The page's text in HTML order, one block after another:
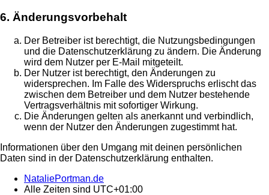
6. Änderungsvorbehalt
Der Betreiber ist berechtigt, die Nutzungsbedingungen
und die Datenschutzerklärung zu ändern. Die Änderung
wird dem Nutzer per E-Mail mitgeteilt.
Der Nutzer ist berechtigt, den Änderungen zu
widersprechen. Im Falle des Widerspruchs erlischt das
zwischen dem Betreiber und dem Nutzer bestehende
Vertragsverhältnis mit sofortiger Wirkung.
Die Änderungen gelten als anerkannt und verbindlich,
wenn der Nutzer den Änderungen zugestimmt hat.
Informationen über den Umgang mit deinen persönlichen
Daten sind in der Datenschutzerklärung enthalten.
NataliePortman.de
Alle Zeiten sind UTC+01:00